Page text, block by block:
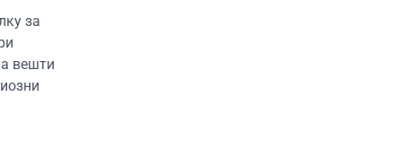
за
вешти